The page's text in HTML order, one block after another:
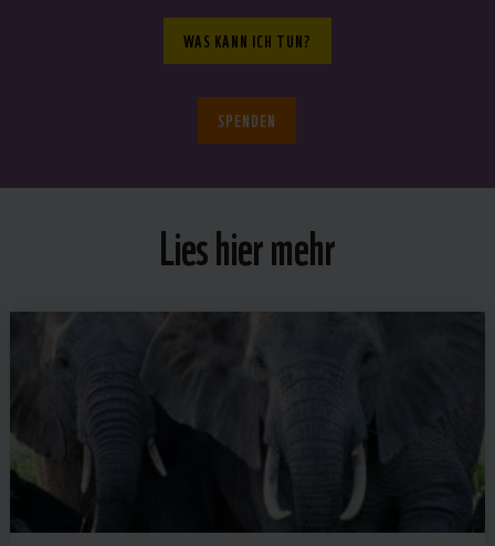
WAS KANN ICH TUN?
SPENDEN
Lies hier mehr